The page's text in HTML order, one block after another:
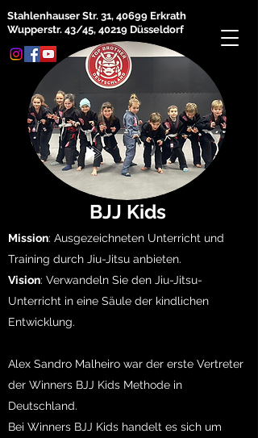
Stahlenhauser Str. 31, 40699 Erkrath
Wupperstr. 43/45, 40219 Düsseldorf
BJJ Kids
Mission: Ausgezeichneten Unterricht und
Training durch Jiu-Jitsu anbieten.
​Vision: Verwandeln Sie den Jiu-Jitsu-
Unterricht in eine Säule der kindlichen
Entwicklung.
Alex Sandro Malheiro war der erste Vertreter
der Winners BJJ Kids Methode in
Deutschland.
​Bei Winners BJJ Kids handelt es sich um